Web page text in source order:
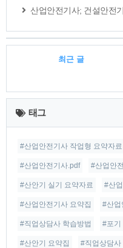
산업안전기사; 건설안전
최근 글
최
근
글
태그
#산업안전기사 작업형 요약자료
#산업안전기사.pdf #산업안
#산안기 실기 요약자료 #산
#산업안전기사 요약집 #산업
#직업상담사 학습방법 #포기
#산안기 요약집 #직업상담사